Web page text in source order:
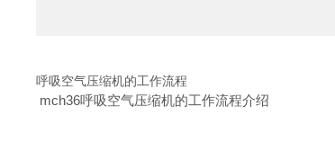
呼吸空气压缩机的工作流程
mch36呼吸空气压缩机的工作流程介绍